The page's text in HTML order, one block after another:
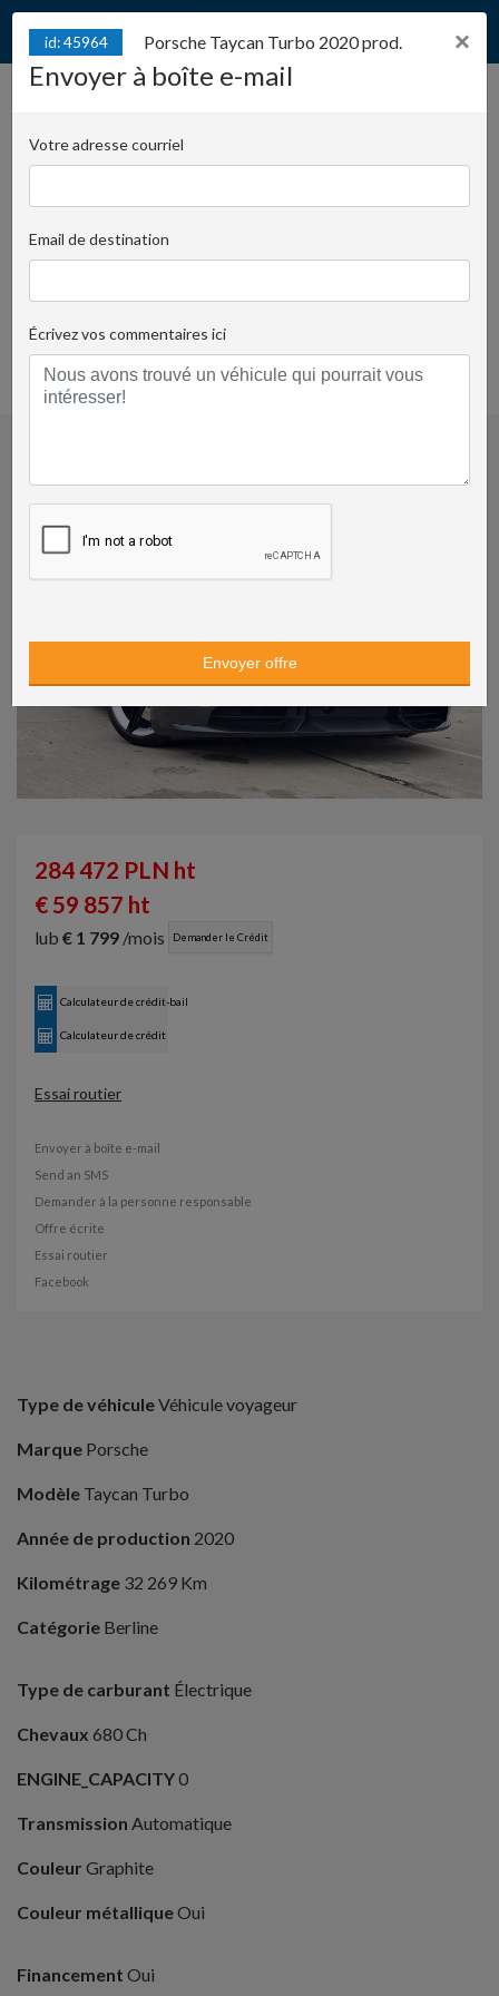
prod.
Juliana Konstantego Ordona 2A - Biuro C | Numéro
de clé:T43
455
favoris
284 472 PLN ht
€ 59 857 ht
lub € 1 799 /mois Demander le Crédit
Calculateur de crédit-bail
Calculateur de crédit
Essai routier
Envoyer à boîte e-mail
Send an SMS
Demander à la personne responsable
Offre écrite
Essai routier
Facebook
Type de véhiculeVéhicule voyageur
Marque Porsche
Modèle Taycan Turbo
Année de production 2020
Kilométrage 32 269 Km
Catégorie Berline
Type de carburant Électrique
Chevaux 680 Ch
ENGINE_CAPACITY0
Transmission Automatique
Couleur Graphite
Couleur métalliqueOui
Financement Oui
×
id: 45964 Porsche Taycan Turbo 2020 prod.
Envoyer à boîte e-mail
Votre adresse courriel
Email de destination
Écrivez vos commentaires ici